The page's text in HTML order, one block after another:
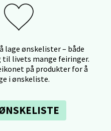
lage ønskelister – både
livets mange feiringer.
på produkter for å
i ønskeliste.
Åpent i dag
0 i butikk